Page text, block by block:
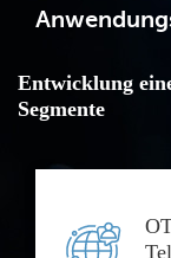
Entwicklung
Segmente
OTT-Dienste für